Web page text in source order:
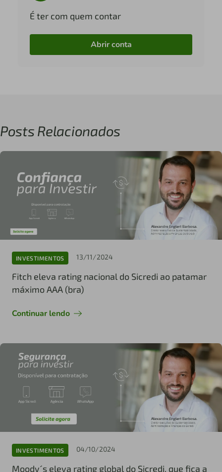
É ter com quem contar
Abrir conta
Posts Relacionados
INVESTIMENTOS 13/11/2024
Fitch eleva rating nacional do Sicredi ao patamar
máximo AAA (bra)
Continuar lendo
INVESTIMENTOS 04/10/2024
Moody´s eleva rating global do Sicredi, que fica a